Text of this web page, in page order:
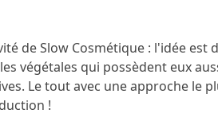
de Slow Cosmétique : l'idée
végétales qui possèdent eux
Le tout avec une approche le
!